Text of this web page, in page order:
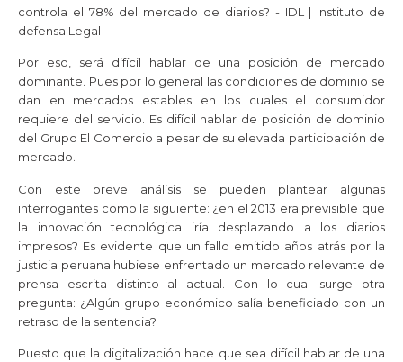
Por eso, será difícil hablar de una posición de mercado
dominante. Pues por lo general las condiciones de dominio se
dan en mercados estables en los cuales el consumidor
requiere del servicio. Es difícil hablar de posición de dominio
del Grupo El Comercio a pesar de su elevada participación de
mercado.
Con este breve análisis se pueden plantear algunas
interrogantes como la siguiente: ¿en el 2013 era previsible que
la innovación tecnológica iría desplazando a los diarios
impresos? Es evidente que un fallo emitido años atrás por la
justicia peruana hubiese enfrentado un mercado relevante de
prensa escrita distinto al actual. Con lo cual surge otra
pregunta: ¿Algún grupo económico salía beneficiado con un
retraso de la sentencia?
Puesto que la digitalización hace que sea difícil hablar de una